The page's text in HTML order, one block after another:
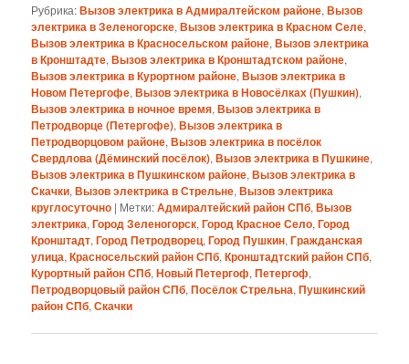
Рубрика:Вызов электрика в Адмиралтейском районе,Вызов
электрика в Зеленогорске,Вызов электрика в Красном Селе,
Вызов электрика в Красносельском районе,Вызов электрика
в Кронштадте,Вызов электрика в Кронштадтском районе,
Вызов электрика в Курортном районе,Вызов электрика в
Новом Петергофе,Вызов электрика в Новосёлках (Пушкин),
Вызов электрика в ночное время,Вызов электрика в
Петродворце (Петергофе),Вызов электрика в
Петродворцовом районе,Вызов электрика в посёлок
Свердлова (Дёминский посёлок),Вызов электрика в Пушкине,
Вызов электрика в Пушкинском районе,Вызов электрика в
Скачки,Вызов электрика в Стрельне,Вызов электрика
круглосуточно | Метки:Адмиралтейский район СПб,Вызов
электрика,Город Зеленогорск,Город Красное Село,Город
Кронштадт,Город Петродворец,Город Пушкин,Гражданская
улица,Красносельский район СПб,Кронштадтский район СПб,
Курортный район СПб,Новый Петергоф,Петергоф,
Петродворцовый район СПб,Посёлок Стрельна,Пушкинский
район СПб,Скачки